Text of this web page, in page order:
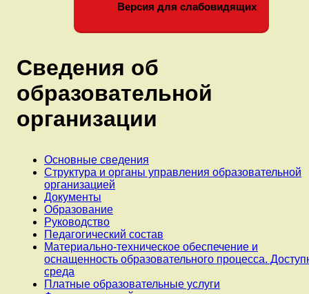
Версия для слабовидящих
Сведения об
образовательной
организации
Основные сведения
Структура и органы управления образовательной
организацией
Документы
Образование
Руководство
Педагогический состав
Материально-техническое обеспечение и
оснащенность образовательного процесса.
среда
Платные образовательные услуги